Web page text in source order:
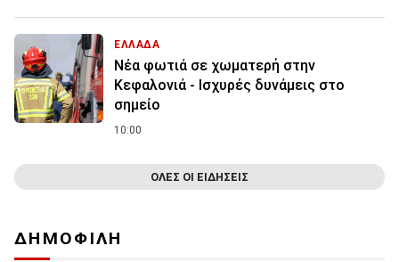
ΕΛΛΑΔΑ
Νέα φωτιά σε χωματερή στην
Κεφαλονιά - Ισχυρές δυνάμεις στο
σημείο
10:00
ΟΛΕΣ ΟΙ ΕΙΔΗΣΕΙΣ
ΔΗΜΟΦΙΛΗ